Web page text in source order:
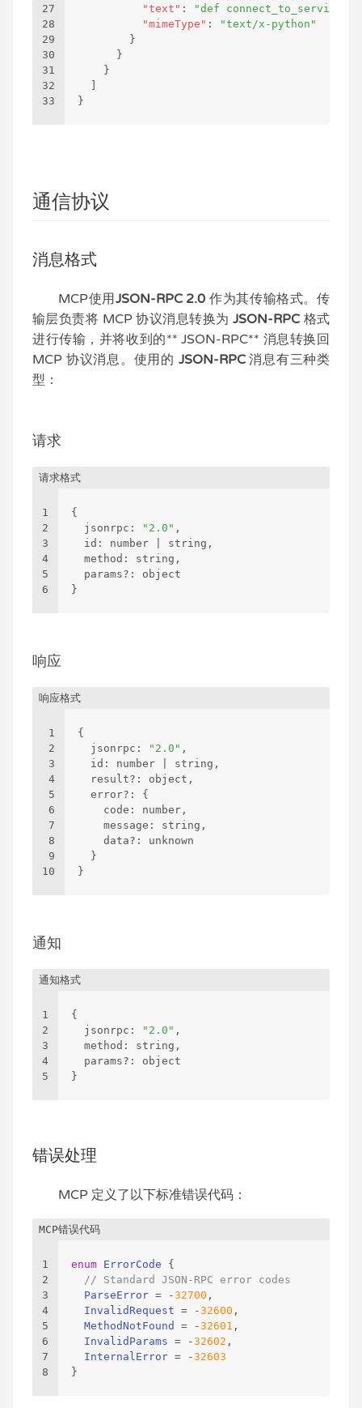
27
28
29
30
31
32
33
"text" :
"def
"mimeType" :
"text/x-python"
}
}
}
]
}
通信协议
消息格式
MCP使用JSON-RPC 2.0 作为其传输格式。传
输层负责将 MCP 协议消息转换为JSON-RPC 格式
进行传输，并将收到的** JSON-RPC** 消息转换回
MCP 协议消息。使用的 JSON-RPC消息有三种类
型：
请求
请求格式
1
2
3
4
5
6
{
  jsonrpc
: "2.0" ,
  id
: number | string ,
  method
: string ,
  params?
:
object
}
响应
响应格式
1
2
3
4
5
6
7
8
9
10
{
  jsonrpc
: "2.0" ,
  id
: number | string ,
  result?
: object ,
  error?
:
{
    code
: number ,
    message
: string ,
    data?
:
unknown
}
}
通知
通知格式
1
2
3
4
5
{
  jsonrpc
: "2.0" ,
  method
: string ,
  params?
:
object
}
错误处理
MCP 定义了以下标准错误代码：
MCP错误代码
1
2
3
4
5
6
7
8
enum ErrorCode {
// Standard JSON-RPC error codes
ParseError = -32700 ,
InvalidRequest = -32600 ,
MethodNotFound
= -32601 ,
InvalidParams = -32602 ,
InternalError = -32603
}